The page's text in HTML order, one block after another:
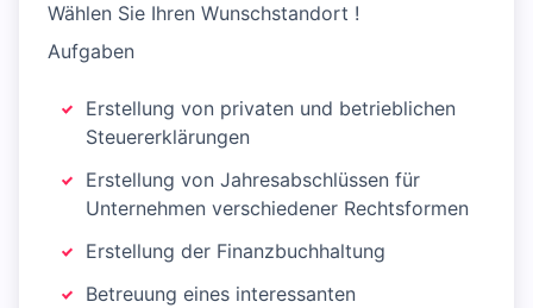
Wählen Sie Ihren Wunschstandort !
Aufgaben
Erstellung von privaten und betrieblichen
Steuererklärungen
Erstellung von Jahresabschlüssen für
Unternehmen verschiedener Rechtsformen
Erstellung der Finanzbuchhaltung
Betreuung eines interessanten